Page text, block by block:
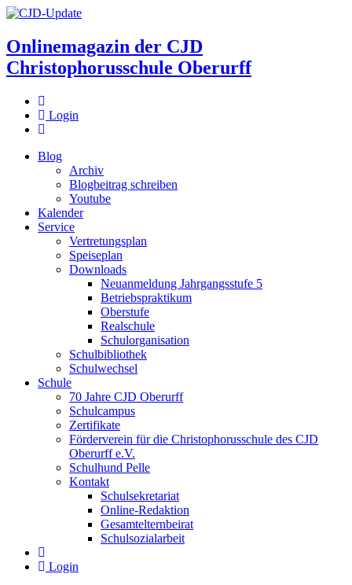
Onlinemagazin der CJD
Christophorusschule Oberurff
Login
Blog
Archiv
Blogbeitrag schreiben
Youtube
Kalender
Service
Vertretungsplan
Speiseplan
Downloads
Neuanmeldung Jahrgangsstufe 5
Betriebspraktikum
Oberstufe
Realschule
Schulorganisation
Schulbibliothek
Schulwechsel
Schule
70 Jahre CJD Oberurff
Schulcampus
Zertifikate
Förderverein für die Christophorusschule des CJD
Oberurff e.V.
Schulhund Pelle
Kontakt
Schulsekretariat
Online-Redaktion
Gesamtelternbeirat
Schulsozialarbeit
Login